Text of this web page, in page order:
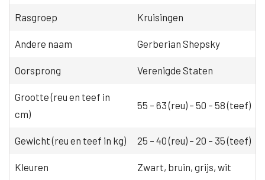
Rasgroep Kruisingen
Andere naam Gerberian Shepsky
Oorsprong Verenigde Staten
Grootte (reu en teef in
cm)
55 – 63 (reu) – 50 – 58 (teef)
Gewicht (reu en teef in kg) 25 – 40 (reu) – 20 – 35 (teef)
Kleuren Zwart, bruin, grijs, wit